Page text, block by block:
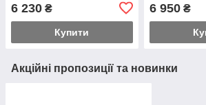
6 230 ₴
Купити
6 950₴
Акційні пропозиції та новинки